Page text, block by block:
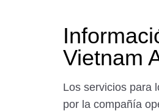
Vietnam
Los servicios para
por la compañía